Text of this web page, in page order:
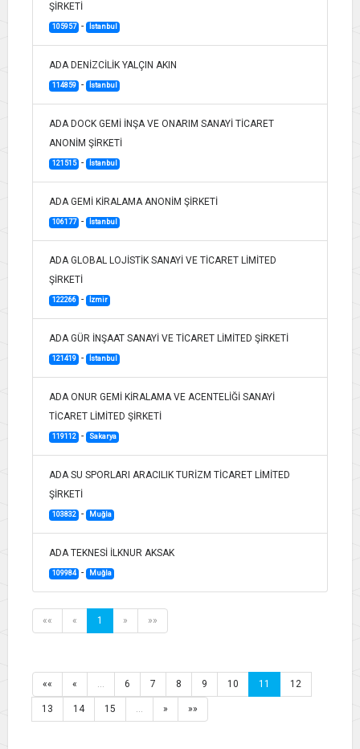
ŞİRKETİ
105957 - İstanbul
ADA DENİZCİLİK YALÇIN AKIN
114859 - İstanbul
ADA DOCK GEMİ İNŞA VE ONARIM SANAYİ TİCARET
ANONİM ŞİRKETİ
121515 - İstanbul
ADA GEMİ KİRALAMA ANONİM ŞİRKETİ
106177 - İstanbul
ADA GLOBAL LOJİSTİK SANAYİ VE TİCARET LİMİTED
ŞİRKETİ
122266 - İzmir
ADA GÜR İNŞAAT SANAYİ VE TİCARET LİMİTED ŞİRKETİ
121419 - İstanbul
ADA ONUR GEMİ KİRALAMA VE ACENTELİĞİ SANAYİ
TİCARET LİMİTED ŞİRKETİ
119112 - Sakarya
ADA SU SPORLARI ARACILIK TURİZM TİCARET LİMİTED
ŞİRKETİ
103832 - Muğla
ADA TEKNESİ İLKNUR AKSAK
109984 - Muğla
«« « 1 » »»
«« « … 6 7 8 9 10 11 12
13 14 15 … » »»